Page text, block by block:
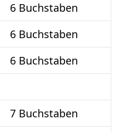
6 Buchstaben
6 Buchstaben
6 Buchstaben
7 Buchstaben